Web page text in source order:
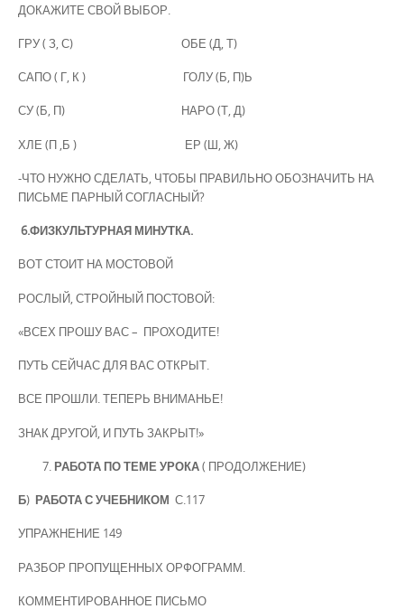
ДОКАЖИТЕ СВОЙ ВЫБОР.
ГРУ ( З, С) ОБЕ (Д, Т)
САПО ( Г, К ) ГОЛУ (Б, П)Ь
СУ (Б, П) НАРО (Т, Д)
ХЛЕ (П ,Б ) ЕР (Ш, Ж)
-ЧТО НУЖНО СДЕЛАТЬ, ЧТОБЫ ПРАВИЛЬНО ОБОЗНАЧИТЬ НА
ПИСЬМЕ ПАРНЫЙ СОГЛАСНЫЙ?
6.ФИЗКУЛЬТУРНАЯ МИНУТКА.
ВОТ СТОИТ НА МОСТОВОЙ
РОСЛЫЙ, СТРОЙНЫЙ ПОСТОВОЙ:
«ВСЕХ ПРОШУ ВАС – ПРОХОДИТЕ!
ПУТЬ СЕЙЧАС ДЛЯ ВАС ОТКРЫТ.
ВСЕ ПРОШЛИ. ТЕПЕРЬ ВНИМАНЬЕ!
ЗНАК ДРУГОЙ, И ПУТЬ ЗАКРЫТ!»
РАБОТА ПО ТЕМЕ УРОКА( ПРОДОЛЖЕНИЕ)
Б) РАБОТА С УЧЕБНИКОМ С.117
УПРАЖНЕНИЕ 149
РАЗБОР ПРОПУЩЕННЫХ ОРФОГРАММ.
КОММЕНТИРОВАННОЕ ПИСЬМО